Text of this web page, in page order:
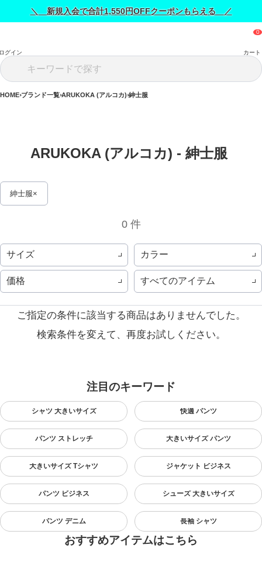
＼ 新規入会で合計1,550円OFFクーポンもらえる ／
グイン カート
HOME ブランド一覧 ARUKOKA (アルコカ) 紳士服
ARUKOKA (アルコカ) - 紳士服
紳士服
0 件
サイズ カラー
価格 すべてのアイテム
ご指定の条件に該当する商品はありませんでした。
検索条件を変えて、再度お試しください。
注目のキーワード
シャツ 大きいサイズ 快適 パンツ
パンツ ストレッチ 大きいサイズ パンツ
大きいサイズ Tシャツ ジャケット ビジネス
パンツ ビジネス シューズ 大きいサイズ
パンツ デニム 長袖 シャツ
おすすめアイテムはこちら